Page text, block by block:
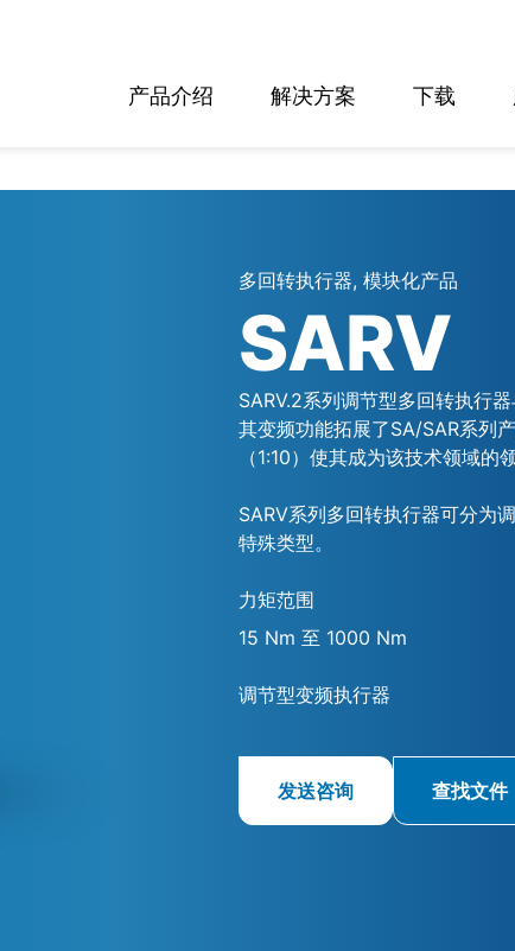
产品介绍 解决方案 下载
多回转执行器, 模块化产品
SARV
SARV.2系列调节型多回转执行
其变频功能拓展了SA/SAR系列
（1:10）使其成为该技术领域的
SARV系列多回转执行器可分为
特殊类型。
力矩范围
15 Nm 至 1000 Nm
调节型变频执行器
发送咨询 查找文件